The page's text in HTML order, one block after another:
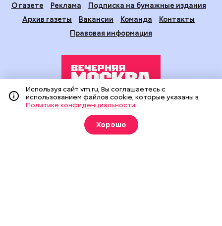
О газете Реклама
Подписка на бумажные издания
Архив газеты
Вакансии Команда
Контакты
Правовая информация
Издание создано при финансовой поддержке Департамента
средств массовой информации и рекламы города Москвы.
На сайте применяются рекомендательные технологии
(информационные технологии предоставления информации
Используя сайт vm.ru, Вы соглашаетесь с
использованием файлов cookie, которые указаны в
Политике конфиденциальности
Хорошо